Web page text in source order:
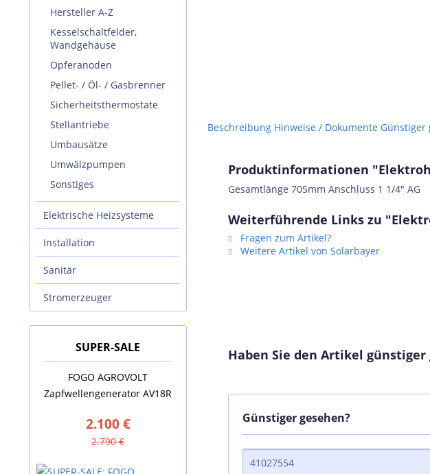
Hersteller A-Z
Kesselschaltfelder,
Wandgehäuse
Opferanoden
Pellet- / Öl- / Gasbrenner
Sicherheitsthermostate
Stellantriebe
Umbausätze
Umwälzpumpen
Sonstiges
Elektrische Heizsysteme
Installation
Sanitär
Stromerzeuger
SUPER-SALE
FOGO AGROVOLT
Zapfwellengenerator AV18R
2.100 €
2.790 €
SUPER-SALE
Standspeicher VS 200 EU
880 €
Beschreibung Hinweise / Dokumente Günstiger
Produktinformationen
Gesamtlänge 705mm Anschluss 1 1/4" AG
Weiterführende Links zu
Fragen zum Artikel?
Weitere Artikel von Solarbayer
Haben Sie den Artikel günstiger
Günstiger gesehen?